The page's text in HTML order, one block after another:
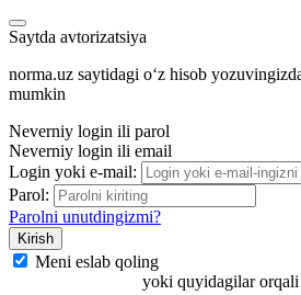
Saytda avtorizatsiya
norma.uz saytidagi oʻz hisob
mumkin
Neverniy login ili parol
Neverniy login ili email
Login yoki e-mail:
Parol:
Parolni unutdingizmi?
Meni eslab qoling
yoki quyidagilar